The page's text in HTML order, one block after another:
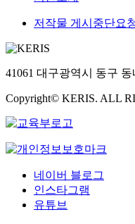
저작물 게시중단요
41061 대구광역시 동구
Copyright© KERIS. ALL
네이버 블로그
인스타그램
유튜브